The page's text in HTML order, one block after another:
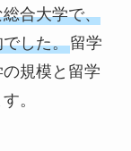
合大学で、
した。留学
規模と留学
。